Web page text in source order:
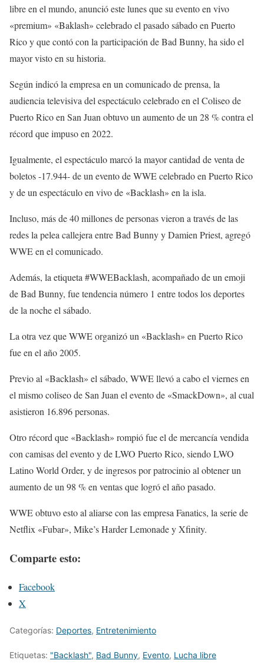
libre en el mundo, anunció este lunes que su evento en vivo
«premium» «Baklash» celebrado el pasado sábado en Puerto
Rico y que contó con la participación de Bad Bunny, ha sido el
mayor visto en su historia.
Según indicó la empresa en un comunicado de prensa, la
audiencia televisiva del espectáculo celebrado en el Coliseo de
Puerto Rico en San Juan obtuvo un aumento de un 28 % contra el
récord que impuso en 2022.
Igualmente, el espectáculo marcó la mayor cantidad de venta de
boletos -17.944- de un evento de WWE celebrado en Puerto Rico
y de un espectáculo en vivo de «Backlash» en la isla.
Incluso, más de 40 millones de personas vieron a través de las
redes la pelea callejera entre Bad Bunny y Damien Priest, agregó
WWE en el comunicado.
Además, la etiqueta #WWEBacklash, acompañado de un emoji
de Bad Bunny, fue tendencia número 1 entre todos los deportes
de la noche el sábado.
La otra vez que WWE organizó un «Backlash» en Puerto Rico
fue en el año 2005.
Previo al «Backlash» el sábado, WWE llevó a cabo el viernes en
el mismo coliseo de San Juan el evento de «SmackDown», al cual
asistieron 16.896 personas.
Otro récord que «Backlash» rompió fue el de mercancía vendida
con camisas del evento y de LWO Puerto Rico, siendo LWO
Latino World Order, y de ingresos por patrocinio al obtener un
aumento de un 98 % en ventas que logró el año pasado.
WWE obtuvo esto al aliarse con las empresa Fanatics, la serie de
Netflix «Fubar», Mike’s Harder Lemonade y Xfinity.
Comparte esto:
Facebook
X
Categorías: Deportes, Entretenimiento
Etiquetas: "Backlash", Bad Bunny, Evento, Lucha libre